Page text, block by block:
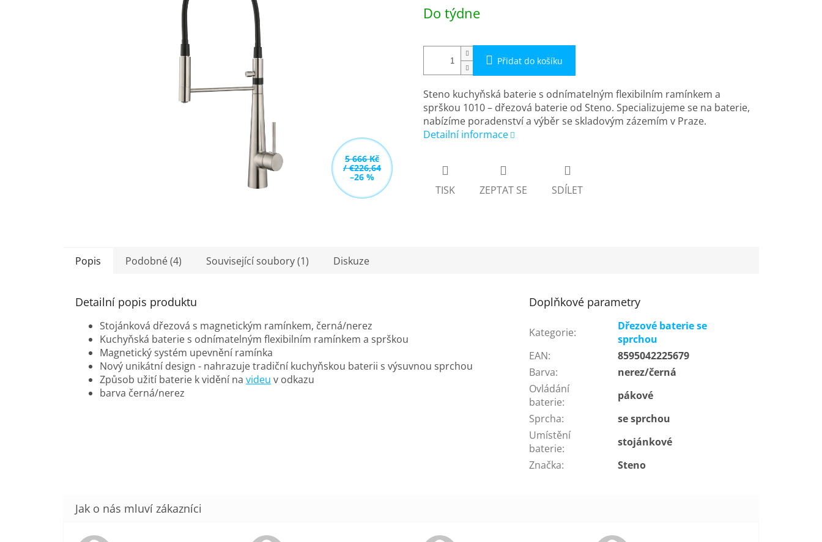
5 666 Kč
/ €226,64
–26 %
cena:
Do týdne
Přidat do košíku
Steno kuchyňská baterie s odnímatelným flexibilním ramínkem a
sprškou 1010 – dřezová baterie od Steno. Specializujeme se na baterie,
nabízíme poradenství a výběr se skladovým zázemím v Praze.
Detailní informace
TISK ZEPTAT SE SDÍLET
Popis Podobné (4) Související soubory (1) Diskuze
Detailní popis produktu
Stojánková dřezová s magnetickým ramínkem, černá/nerez
Kuchyňská baterie s odnímatelným flexibilním ramínkem a sprškou
Magnetický systém upevnění ramínka
Nový unikátní design - nahrazuje tradiční kuchyňskou baterii s výsuvnou sprchou
Způsob užití baterie k vidění na videu v odkazu
barva černá/nerez
Doplňkové parametry
Kategorie:
Dřezové baterie se
sprchou
EAN:
8595042225679
Barva:
nerez/černá
Ovládání
baterie:
pákové
Sprcha:
se sprchou
Umístění
baterie:
stojánkové
Značka: Steno